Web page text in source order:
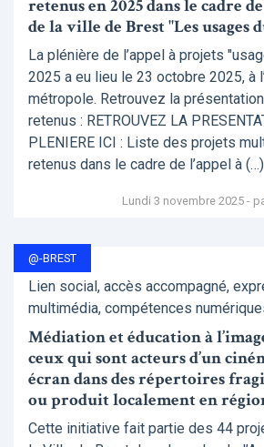
retenus en 2025 dans le cadre
de la ville de Brest "Les usages
La plénière de l’appel à projets
2025 a eu lieu le 23 octobre 2025, à
métropole. Retrouvez la
retenus : RETROUVEZ LA
PLENIERE ICI : Liste des projets
retenus dans le cadre de l’appel à (…)
Lundi 3 novembre 2025 -
@-BREST
Lien social, accès accompagné,
multimédia, compétences
Médiation et éducation à
ceux qui sont acteurs d’un
écran dans des répertoires
ou produit localement en
Cette initiative fait partie des 44